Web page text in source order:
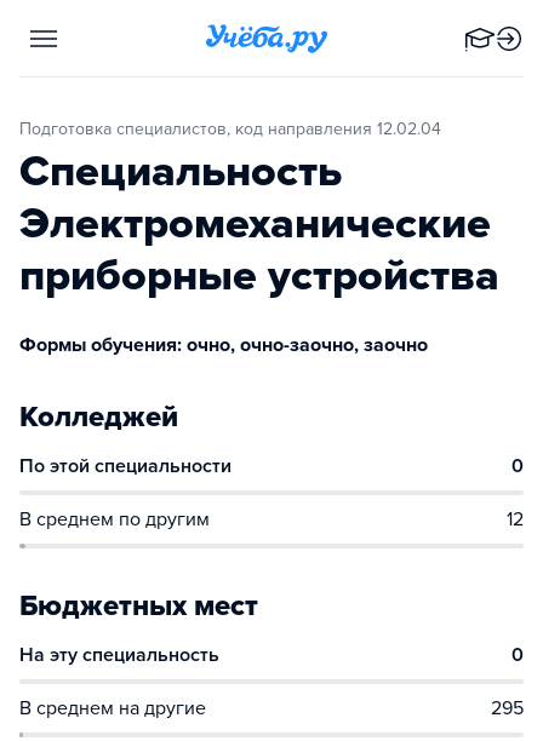
Подготовка специалистов, код направления 12.02.04
Специальность
Электромеханические
приборные устройства
Формы обучения: очно, очно-заочно, заочно
Колледжей
По этой специальности 0
В среднем по другим 12
Бюджетных мест
На эту специальность 0
В среднем на другие 295